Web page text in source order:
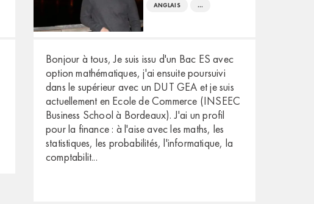
ANGLAIS ...
Bonjour à tous, Je suis issu d'un Bac ES avec
option mathématiques, j'ai ensuite poursuivi
dans le supérieur avec un DUT GEA et je suis
actuellement en Ecole de Commerce (INSEEC
Business School à Bordeaux). J'ai un profil
pour la finance : à l'aise avec les maths, les
statistiques, les probabilités, l'informatique, la
comptabilit...